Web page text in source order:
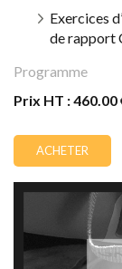
Exercices
de rapport
Programme
Prix HT : 460.00
ACHETER